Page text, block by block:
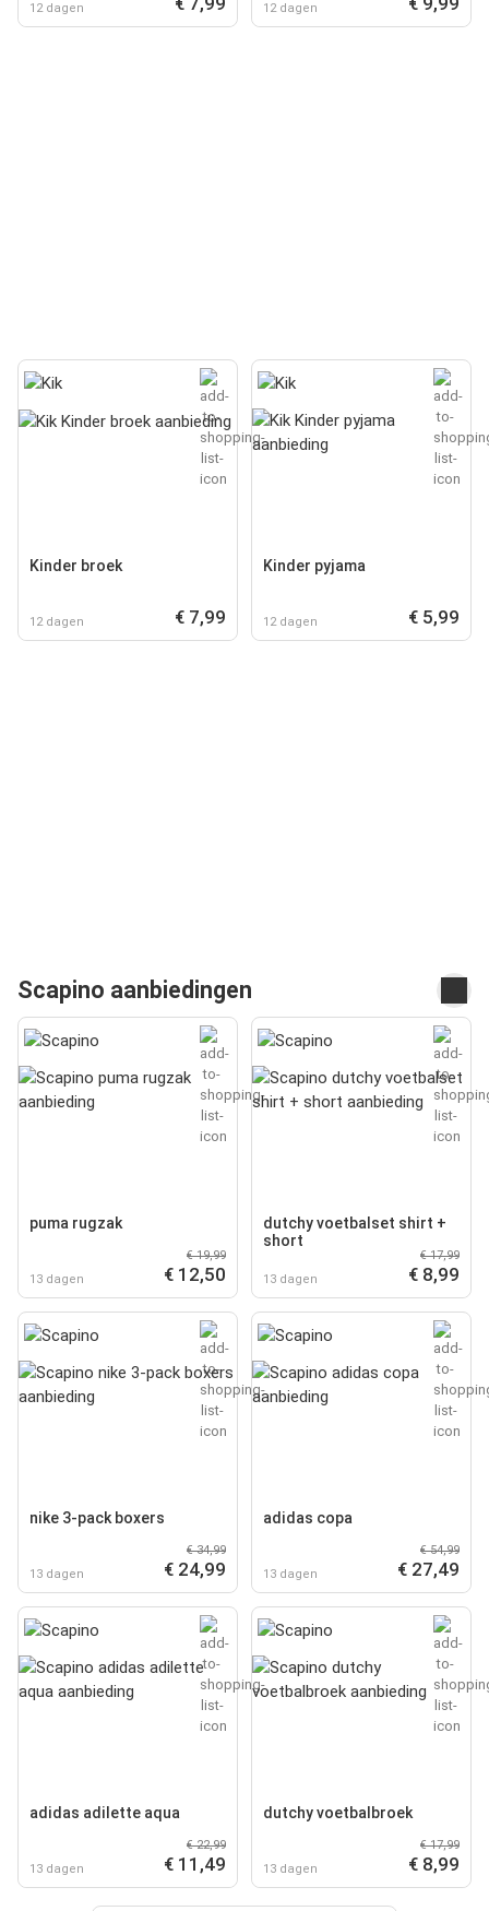
12 dagen 12 dagen
Kinder broek
12 dagen € 7,99
Kinder pyjama
12 dagen € 5,99
Scapino aanbiedingen
puma rugzak
13 dagen
€ 19,99
€ 12,50
dutchy voetbalset shirt +
short
13 dagen
€ 17,99
€ 8,99
nike 3-pack boxers
13 dagen
€ 34,99
€ 24,99
adidas copa
13 dagen
€ 54,99
€ 27,49
adidas adilette aqua
13 dagen
€ 22,99
€ 11,49
dutchy voetbalbroek
13 dagen
€ 17,99
€ 8,99